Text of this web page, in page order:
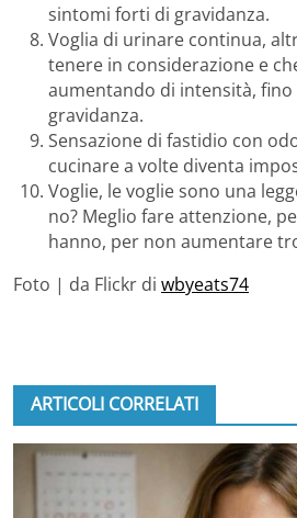
sintomi forti di gravidanza.
Voglia di urinare continua,
tenere in considerazione e
aumentando di intensità, fino
gravidanza.
Sensazione di fastidio con
cucinare a volte diventa
Voglie, le voglie sono una
no? Meglio fare attenzione,
hanno, per non aumentare
Foto | da Flickr di wbyeats74
ARTICOLI CORRELATI